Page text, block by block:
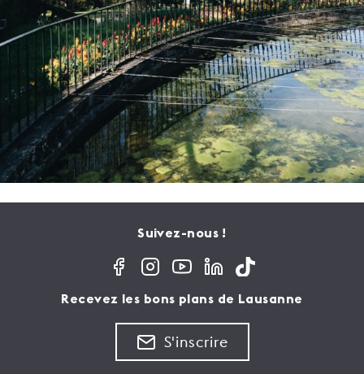
Suivez-nous !
Recevez les bons plans de Lausanne
S'inscrire